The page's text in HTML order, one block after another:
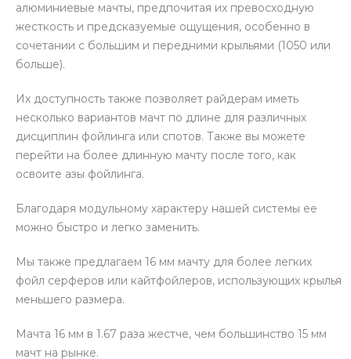
алюминиевые мачты, предпочитая их превосходную
жесткость и предсказуемые ощущения, особенно в
сочетании с большим и передними крыльями (1050 или
больше).
Их доступность также позволяет райдерам иметь
несколько вариантов мачт по длине для различных
дисциплин фойлинга или спотов. Также вы можете
перейти на более длинную мачту после того, как
освоите азы фойлинга.
Благодаря модульному характеру нашей системы ее
можно быстро и легко заменить.
Мы также предлагаем 16 мм мачту для более легких
фойл серферов или кайтфойлеров, использующих крылья
меньшего размера.
Мачта 16 мм в 1.67 раза жестче, чем большинство 15 мм
мачт на рынке.